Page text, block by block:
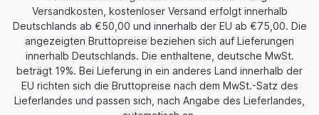
Versandkosten , kostenloser Versand erfolgt innerhalb
Deutschlands ab €50,00 und innerhalb der EU ab €75,00. Die
angezeigten Bruttopreise beziehen sich auf Lieferungen
innerhalb Deutschlands. Die enthaltene, deutsche MwSt.
beträgt 19%. Bei Lieferung in ein anderes Land innerhalb der
EU richten sich die Bruttopreise nach dem MwSt.-Satz des
Lieferlandes und passen sich, nach Angabe des Lieferlandes,